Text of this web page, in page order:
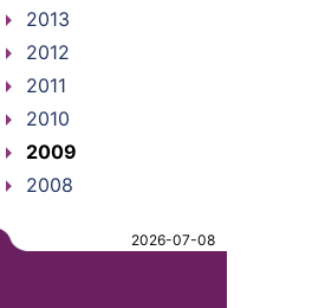
2013
2012
2011
2010
2009
2008
2026-07-08